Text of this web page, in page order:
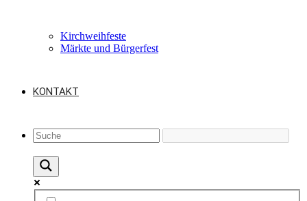
Kirchweihfeste
Märkte und Bürgerfest
KONTAKT